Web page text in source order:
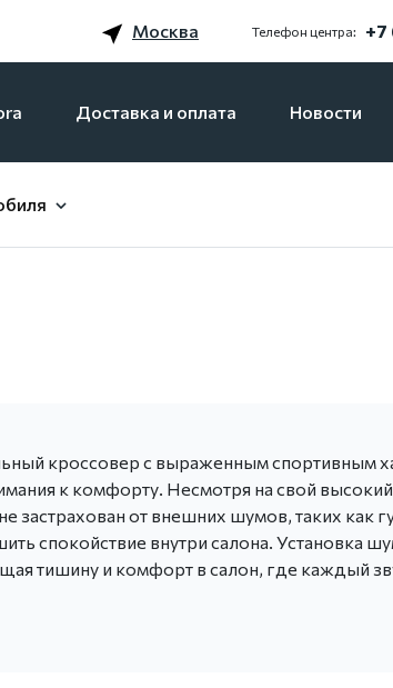
Москва Телефон центра: +7
Доставка и оплата Новости
кроссовер с выраженным спортивным
к комфорту. Несмотря на свой
застрахован от внешних шумов, таких как
спокойствие внутри салона. Установка
тишину и комфорт в салон, где каждый